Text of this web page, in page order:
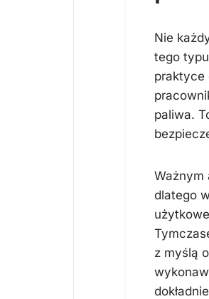
Nie
tego
praktyce
paliwa.
Ważnym
dlatego
z myślą